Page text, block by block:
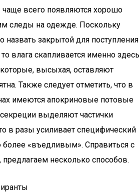
чаще всего появляются хорошо
следы на одежде. Поскольку
закрытой для поступления
влага скапливается именно здесь
высыхая, оставляют
Также следует отметить, что в
имеются апокриновые потовые
выделяют частички
в разы усиливает специфический
более «въедливым». Справиться с
несколько способов.